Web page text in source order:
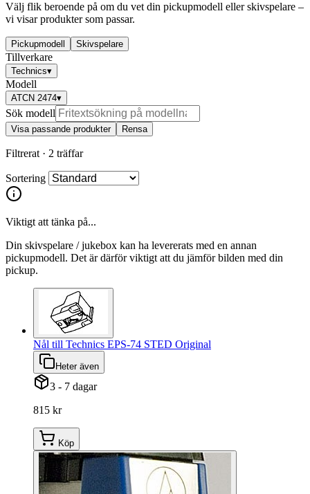
Välj flik beroende på om du vet din pickupmodell eller skivspelare –
vi visar produkter som passar.
Pickupmodell Skivspelare
Tillverkare
Technics▾
Modell
ATCN 2474▾
Sök modell
Visa passande produkter Rensa
Filtrerat · 2 träffar
Sortering
Viktigt att tänka på...
Din skivspelare / jukebox kan ha levererats med en annan
pickupmodell. Det är därför viktigt att du jämför bilden med din
pickup.
Nål till Technics EPS-74 STED Original
Heter även
3 - 7 dagar
815 kr
Köp